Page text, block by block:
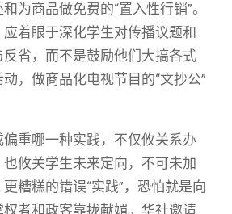
为商品做免费的“置入性行销”。
着眼于深化学生对传播议题和
省，而不是鼓励他们大搞各式
，做商品化电视节目的“文抄公”
重哪一种实践，不仅攸关系办
攸关学生未来定向，不可未加
糟糕的错误“实践”，恐怕就是向
者和政客靠拢献媚。华社邀请